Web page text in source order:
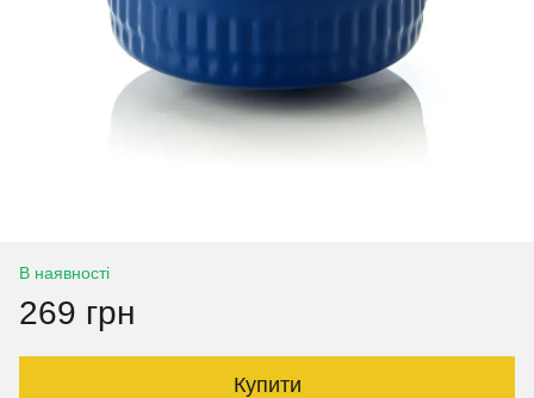
В наявності
269 грн
Купити